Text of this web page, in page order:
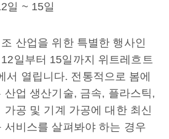
일 ~ 15일
산업을 위한 특별한 행사인
일부터 15일까지 위트레흐트
서 열립니다. 전통적으로 봄에
산업 생산기술, 금속, 플라스틱,
가공 및 기계 가공에 대한 최신
서비스를 살펴봐야 하는 경우